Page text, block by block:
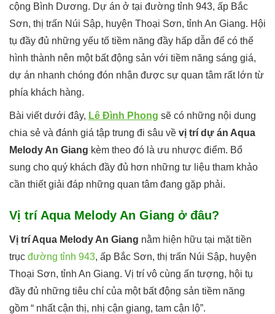
cộng Bình Dương. Dự án ở tại đường tỉnh 943, ấp Bắc
Sơn, thị trấn Núi Sập, huyện Thoại Sơn, tỉnh An Giang. Hội
tụ đầy đủ những yếu tố tiềm năng đầy hấp dẫn để có thể
hình thành nên một bất động sản với tiềm năng sáng giá,
dự án nhanh chóng đón nhận được sự quan tâm rất lớn từ
phía khách hàng.
Bài viết dưới đây, Lê Đình Phong sẽ có những nội dung
chia sẻ và đánh giá tập trung đi sâu về vị trí dự án Aqua
Melody An Giang kèm theo đó là ưu nhược điểm. Bổ
sung cho quý khách đầy đủ hơn những tư liệu tham khảo
cần thiết giải đáp những quan tâm đang gặp phải.
Vị trí Aqua Melody An Giang ở đâu?
Vị trí Aqua Melody An Giang nằm hiện hữu tại mặt tiền
trục đường tỉnh 943, ấp Bắc Sơn, thị trấn Núi Sập, huyện
Thoại Sơn, tỉnh An Giang. Vị trí vô cùng ấn tượng, hội tụ
đầy đủ những tiêu chí của một bất động sản tiềm năng
gồm “ nhất cận thị, nhị cận giang, tam cận lộ”.